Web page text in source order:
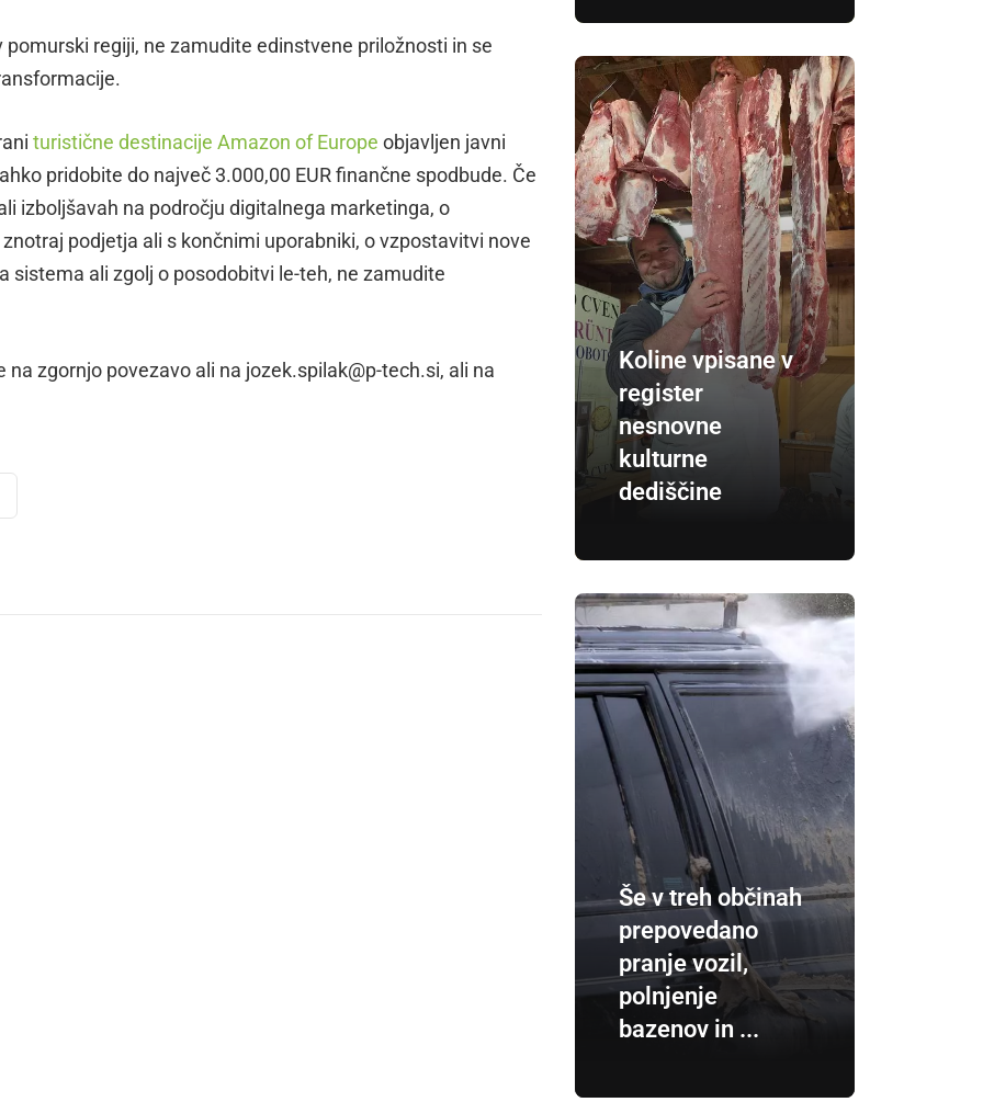
pomurski regiji, ne zamudite edinstvene priložnosti in se
turistične destinacije Amazon of Europe objavljen javni
pridobite do največ 3.000,00 EUR finančne spodbude. Če
izboljšavah na področju digitalnega marketinga, o
podjetja ali s končnimi uporabniki, o vzpostavitvi nove
sistema ali zgolj o posodobitvi le-teh, ne zamudite
na zgornjo povezavo ali na jozek.spilak@p-tech.si, ali na
Koline vpisane v
register
nesnovne
kulturne
dediščine
Še v treh občinah
prepovedano
pranje vozil,
polnjenje
bazenov in ...